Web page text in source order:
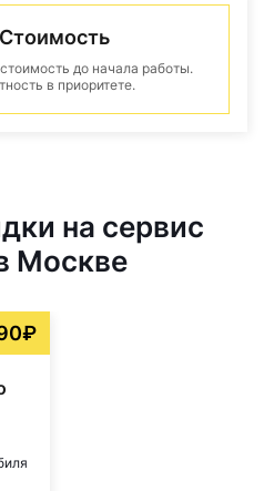
Стоимость
до начала работы.
в приоритете.
на сервис
Москве